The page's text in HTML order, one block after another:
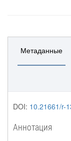
Метаданные
DOI: 10.21661/r-
Аннотация